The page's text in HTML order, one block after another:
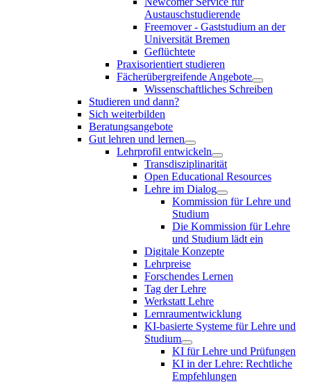
Austauschstudierende
Freemover - Gaststudium an der
Universität Bremen
Geflüchtete
Praxisorientiert studieren
Fächerübergreifende Angebote
Wissenschaftliches Schreiben
Studieren und dann?
Sich weiterbilden
Beratungsangebote
Gut lehren und lernen
Lehrprofil entwickeln
Transdisziplinarität
Open Educational Resources
Lehre im Dialog
Kommission für Lehre und
Studium
Die Kommission für Lehre
und Studium lädt ein
Digitale Konzepte
Lehrpreise
Forschendes Lernen
Tag der Lehre
Werkstatt Lehre
Lernraumentwicklung
KI-basierte Systeme für Lehre und
Studium
KI für Lehre und Prüfungen
KI in der Lehre: Rechtliche
Empfehlungen